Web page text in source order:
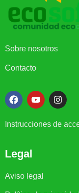
Sobre nosotros
Contacto
Instrucciones de
Legal
Aviso legal